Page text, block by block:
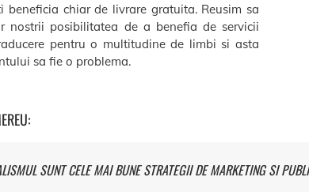
beneficia chiar de livrare gratuita. Reusim sa
nostrii posibilitatea de a benefia de servicii
pentru o multitudine de limbi si asta
sa fie o problema.
SUNT CELE MAI BUNE STRATEGII DE MARKETING SI